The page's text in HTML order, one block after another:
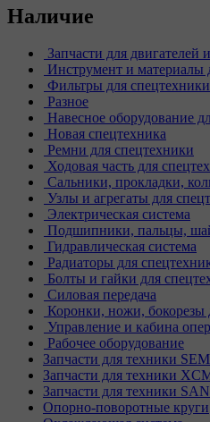
Наличие
Запчасти для
Инструмент и
Фильтры для спецтехники
Разное
Навесное оборудование
Новая спецтехника
Ремни для спецтехники
Ходовая часть для
Сальники, прокладки,
Узлы и агрегаты для
Электрическая система
Подшипники, пальцы,
Гидравлическая система
Радиаторы для
Болты и гайки для
Силовая передача
Коронки, ножи, бокорезы
Управление и кабина
Рабочее оборудование
Запчасти для техники SEM
Запчасти для техники
Запчасти для техники
Опорно-поворотные круги